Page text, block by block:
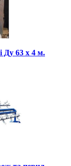
Ду 63 х 4 м.